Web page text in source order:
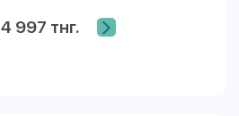
4 997 тнг.